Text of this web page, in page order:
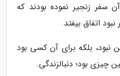
سفر زنجیر نموده بودند که
اتفاق بیفتد.
بلکه برای آن کسی بود
چیزی بود؛ دنبالزندگی.